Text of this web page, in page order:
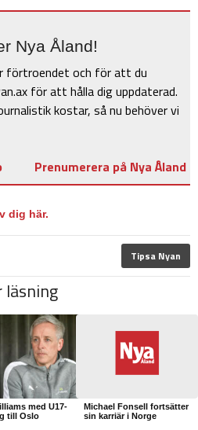
Nya Åland!
och för att du
för att hålla dig uppdaterad.
kostar, så nu behöver vi
Prenumerera på Nya Åland
dig här.
Tipsa Nyan
läsning
med U17-
till Oslo
Michael Fonsell fortsätter
sin karriär i Norge